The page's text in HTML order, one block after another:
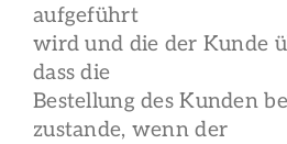
aufgeführt
wird und die der Kunde
dass die
Bestellung des Kunden
zustande, wenn der